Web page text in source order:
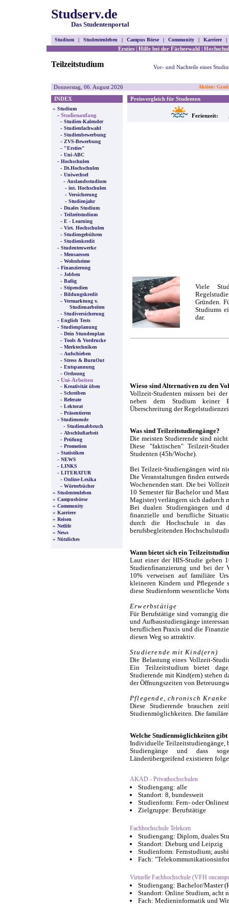
Studserv.de
Das Studentenportal
Studium | Studentenleben | Campus Börse | Community | Karriere |
Ersties |Hilfe bei der Fächerwahl |
Teilzeitstudium Vor- und Nachteile eines
Donnerstag, 06. August 2026 Aktion:
INDEX
» Studium
- Studienanfang
- Studien-Kalender
- Studienfachwahl
- Studienbewerbung
- ZVS-Bewerbung
- "Ersties"
- Uni-ABC
- Hochschulen
- Dt.Hochschulen
- Uniwechsel
- Auslandsstudium
- int. Hochschulen
- Versicherung
- Studienjahr
- Duales Studium
- Teilzeitstudium
- E - Learning
- Virt. Hochschulen
- Studiengebühren
- Studienkredit
- Studentenwerke
- Mensaessen
- Wohnheime
- Finanzierung
- Jobben
- Bafög
- Stipendien
- Bildungskredit
- Vermarktung v.
Studienarbeiten
- Studiversicherung
- English Tests
- Studienplanung
- Dein Stundenplan
- Tools & Vordrucke
- Merktechniken
- Aufschieben
- Stress & BurnOut
- Entspannung
- Ordnung
- Uni-Arbeiten
- Kreativität üben
- Schreiben
- Referate
- Lektorat
- Präsentieren
- Studienende
- Studienabbruch
- Abschlußarbeit
- Prüfung
- Promotion
- Statistiken
- NEWS
- LINKS
- LITERATUR
- Online-Lexika
- Wörterbücher
» Studentenleben
» Campusbörse
» Community
» Karriere
» Reisen
» Netlife
» News
» Nützliches
Preisvergleich für Studenten
Ferienzeit:
Viele
Gründen.
Studiums
dar.
Wieso sind Alternativen zu den
Vollzeit-Studenten müssen bei
neben dem Studium keiner
Überschreitung der
Was sind Teilzeitstudiengänge?
Die meisten Studierende sind
Diese "faktischen" Teilzeit-
Studenten (45h/Woche).
Bei Teilzeit-Studiengängen wird
Die Veranstaltungen finden
Wochenenden statt. Die bei
10 Semester für Bachelor und
Magister) verlängern sich dadurch
Bei dualen Studiengängen und
finanzielle und berufliche
durch die Hochschule in
berufsbegleitenden
Wann bietet sich ein
Laut einer der HIS-Studie geben
Studienfinanzierung und bei der
10% verweisen auf familiäre
kleineren Kindern und Pflegende
diese Studienform wesentliche
Erwerbstätige
Für Berufstätige sind vorrangig
und Aufbaustudiengänge
beruflichen Praxis und die
diesen Weg so attraktiv.
Studierende mit Kind(ern)
Die Belastung eines Vollzeit-
Ein Teilzeitstudium bietet
Studierende mit Kind(ern) stehen
der Öffnungszeiten von
Pflegende, chronisch
Diese Studierende brauchen
Studienmöglichkeiten. Die
Welche Studienmöglichkeiten gibt
Individuelle Teilzeitstudiengänge,
Studiengänge und dass
Länderübergreifend existieren
AKAD - Privathochschulen
Studiengang: alle
Standort: 8, bundesweit
Studienform: Fern- oder
Zielgruppe: Berufstätige
Fachhochschule Telekom
Studiengang: Diplom, duales
Standort: Dieburg und Leipzig
Studienform: Fernstudium;
Fach:
Virtuelle Fachhochschule (VFH
Studiengang: Bachelor/Master
Standort: Online Studium, acht
Fach: Medieninformatik und